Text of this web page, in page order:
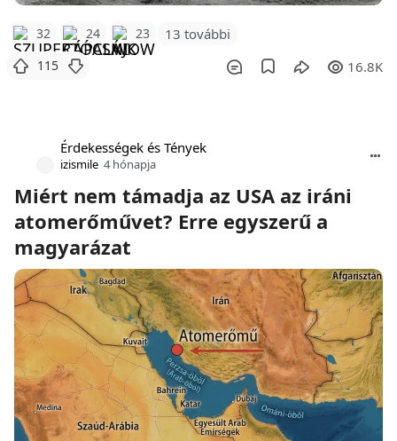
32 24 23 13 további
115 16.8K
Érdekességek és Tények
izismile 4 hónapja
Miért nem támadja az USA az iráni
atomerőművet? Erre egyszerű a
magyarázat